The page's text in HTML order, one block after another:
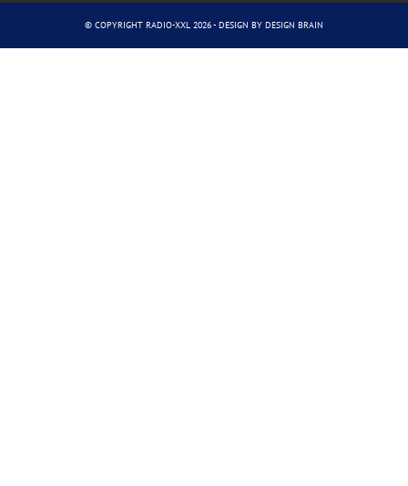
© COPYRIGHT RADIO-XXL 2026 - DESIGN BY DESIGN BRAIN